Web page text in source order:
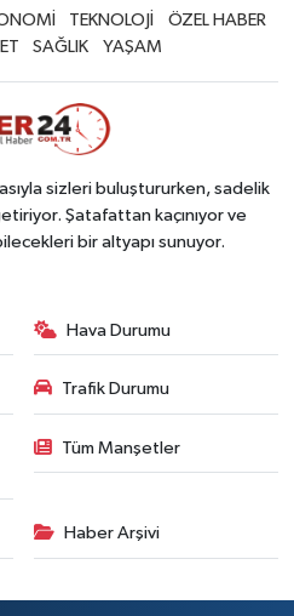
TEKNOLOJİ
ÖZEL HABER
SAĞLIK YAŞAM
sizleri buluştururken, sadelik
Şatafattan kaçınıyor ve
bir altyapı sunuyor.
Hava Durumu
Trafik Durumu
Tüm Manşetler
Haber Arşivi